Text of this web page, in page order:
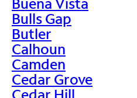
Bulls Gap
Butler
Calhoun
Camden
Cedar Grove
Cedar Hill